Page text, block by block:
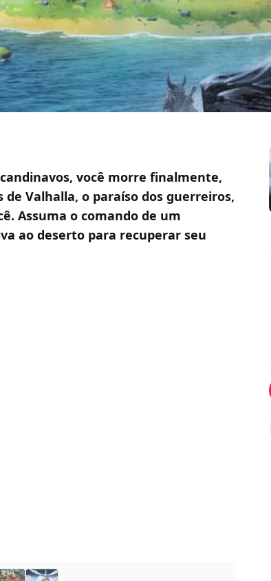
você morre finalmente,
Valhalla, o paraíso dos guerreiros,
Assuma o comando de um
ao deserto para recuperar seu